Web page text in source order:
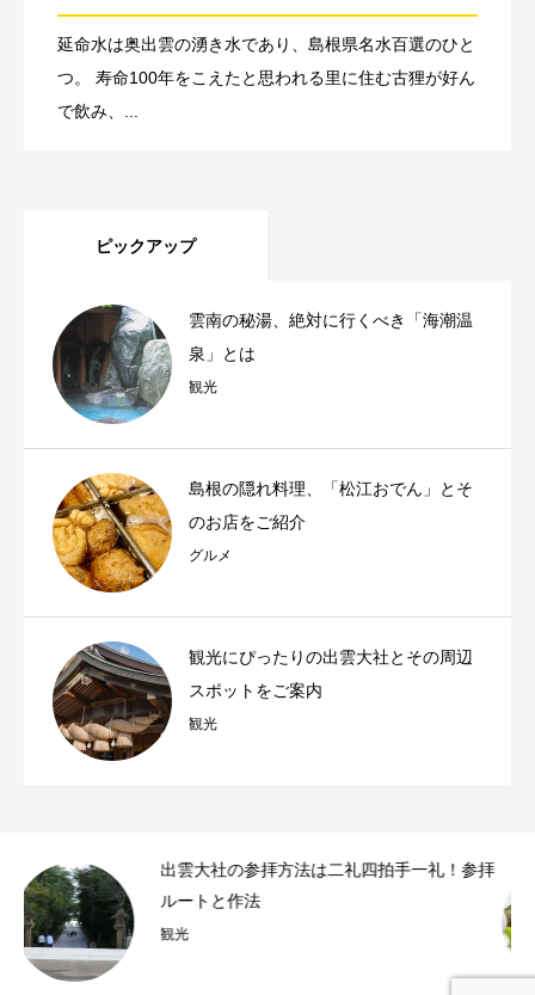
延命水は奥出雲の湧き水であり、島根県名水百選のひと
つ。 寿命100年をこえたと思われる里に住む古狸が好ん
で飲み、...
ピックアップ
雲南の秘湯、絶対に行くべき「海潮温
泉」とは
観光
島根の隠れ料理、「松江おでん」とそ
のお店をご紹介
グルメ
観光にぴったりの出雲大社とその周辺
スポットをご案内
観光
方法は二礼四拍手一礼！参拝 島根の秘境！観光客